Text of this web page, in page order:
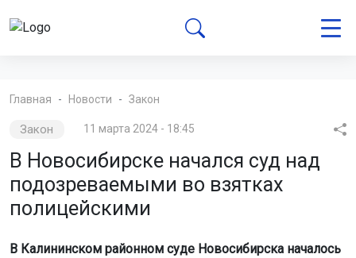
Главная Новости Закон
Закон 11 марта 2024 - 18:45
В Новосибирске начался суд над
подозреваемыми во взятках
полицейскими
В Калининском районном суде Новосибирска началось